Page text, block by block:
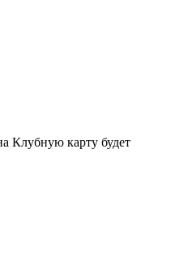
Клубную карту будет